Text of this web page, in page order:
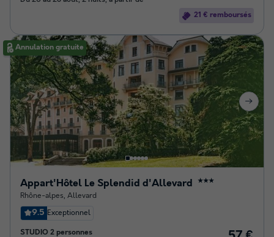
21 € remboursés
Annulation gratuite
Appart'Hôtel Le Splendid d'Allevard ★★★
Rhône-alpes, Allevard
9.5 Exceptionnel
STUDIO 2 personnes